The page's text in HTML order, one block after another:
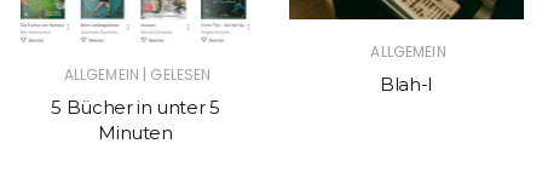
ALLGEMEIN | GELESEN
5 Bücher in unter 5
Minuten
ALLGEMEIN
Blah-I